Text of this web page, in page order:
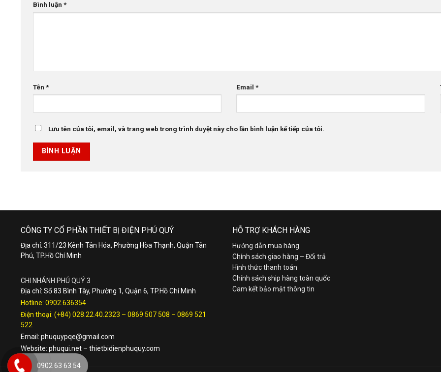
Bình luận *
Tên * Email*
Lưu tên của tôi, email, và trang web trong trình duyệt này cho lần bình luận kế tiếp của tôi.
CÔNG TY CỔ PHẦN THIẾT BỊ ĐIỆN PHÚ QUÝ
Địa chỉ: 311/23 Kênh Tân Hóa, Phường Hòa Thạnh, Quận Tân
Phú, TP.Hồ Chí Minh
CHI NHÁNH PHÚ QUÝ 3
Địa chỉ: Số 83 Bình Tây, Phường 1, Quận 6, TP.Hồ Chí Minh
Hotline: 0902.636354
Điện thoại: (+84) 028.22.40.2323 – 0869 507 508 – 0869 521
522
Email: phuquypqe@gmail.com
Website: phuqui.net – thietbidienphuquy.com
HỖ TRỢ KHÁCH HÀNG
Hướng dẫn mua hàng
Chính sách giao hàng – Đổi trả
Hình thức thanh toán
Chính sách ship hàng toàn quốc
Cam kết bảo mật thông tin
0902 63 63 54